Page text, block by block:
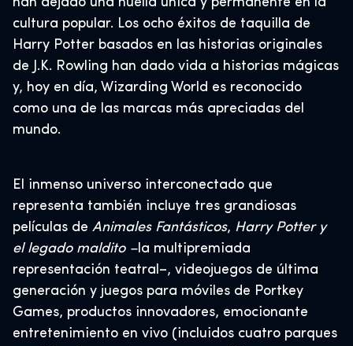
cultura popular. Los ocho éxitos de taquilla de
Harry Potter basados en las historias originales
de J.K. Rowling han dado vida a historias mágicas
y, hoy en día, Wizarding World es reconocido
como una de las marcas más apreciadas del
mundo.​​
El inmenso universo interconectado que
representa también incluye tres grandiosas
películas de Animales Fantásticos, Harry Potter y
el legado maldito –la multipremiada
representación teatral–, videojuegos de última
generación y juegos para móviles de Portkey
Games, productos innovadores, emocionante
entretenimiento en vivo (incluidos cuatro parques